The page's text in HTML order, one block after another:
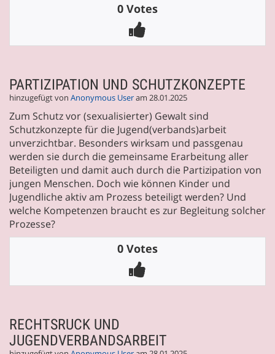
0 Votes
PARTIZIPATION UND SCHUTZKONZEPTE
hinzugefügt von Anonymous Useram 28.01.2025
Zum Schutz vor (sexualisierter) Gewalt sind
Schutzkonzepte für die Jugend(verbands)arbeit
unverzichtbar. Besonders wirksam und passgenau
werden sie durch die gemeinsame Erarbeitung aller
Beteiligten und damit auch durch die Partizipation von
jungen Menschen. Doch wie können Kinder und
Jugendliche aktiv am Prozess beteiligt werden? Und
welche Kompetenzen braucht es zur Begleitung solcher
Prozesse?
0 Votes
RECHTSRUCK UND
JUGENDVERBANDSARBEIT